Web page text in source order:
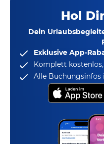
Hol
Dein
Exklusive App-
Komplett kostenlos,
Alle